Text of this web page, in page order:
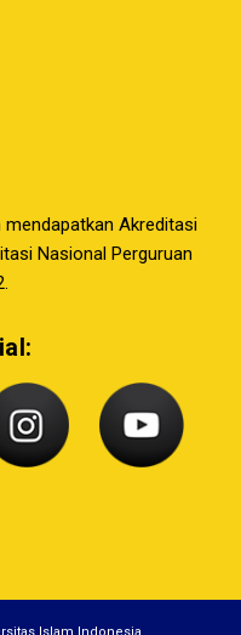
Akreditasi
Nasional Perguruan